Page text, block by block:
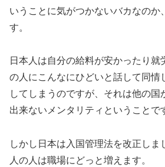
いうことに気がつかないバカなのか
す。
日本人は自分の給料が安かったり就
の人にこんなにひどいと話して同情
してしまうのですが、それは他の国
出来ないメンタリティということで
しかし日本は入国管理法を改正しま
人の人は職場にどっと増えます。